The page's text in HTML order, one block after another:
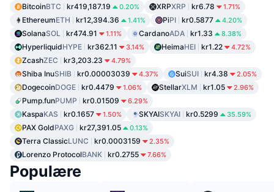
BitcoinBTC kr419,187.19 0.20% XRPXRP kr6.78 1.71%
EthereumETH kr12,394.36 1.41% PiPI kr0.5877 4.20%
SolanaSOL kr474.91 1.11% CardanoADA kr1.33 8.38%
HyperliquidHYPE kr362.11 3.14% HeimaHEI kr1.22 4.72%
ZcashZEC kr3,203.23 4.79%
Shiba InuSHIB kr0.00003039 4.37% SuiSUI kr4.38 2.05%
DogecoinDOGE kr0.4479 1.06% StellarXLM kr1.05 2.96%
Pump.funPUMP kr0.01509 6.29%
KaspaKAS kr0.1657 1.50% SKYAISKYAI kr0.5299 35.59%
PAX GoldPAXG kr27,391.05 0.13%
Terra ClassicLUNC kr0.0003159 2.35%
Lorenzo ProtocolBANK kr0.2755 7.66%
Populære